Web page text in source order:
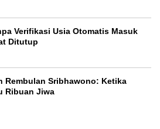
Verifikasi Usia Otomatis Masuk
Ditutup
Rembulan Sribhawono: Ketika
Ribuan Jiwa